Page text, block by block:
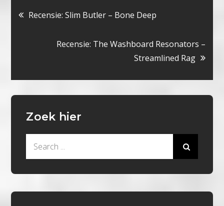
Bericht
navigatie
Recensie: Slim Butler – Bone Deep
Recensie: The Washboard Resonators –
Streamlined Rag
Zoek hier